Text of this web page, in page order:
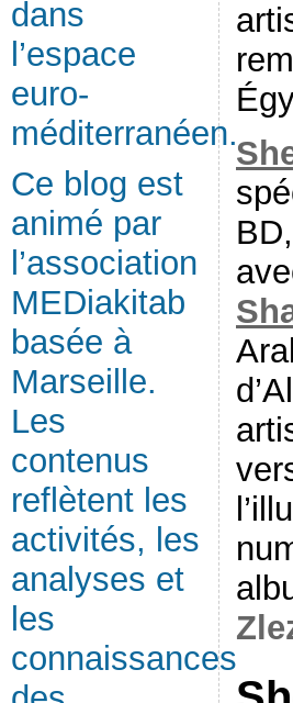
dans
l’espace
euro-
méditerranéen.
Ce blog est
animé par
l’association
MEDiakitab
basée à
Marseille.
Les
contenus
reflètent les
activités, les
analyses et
les
connaissances